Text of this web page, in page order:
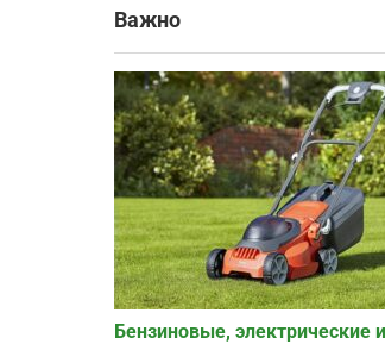
Важно
Бензиновые, электрические